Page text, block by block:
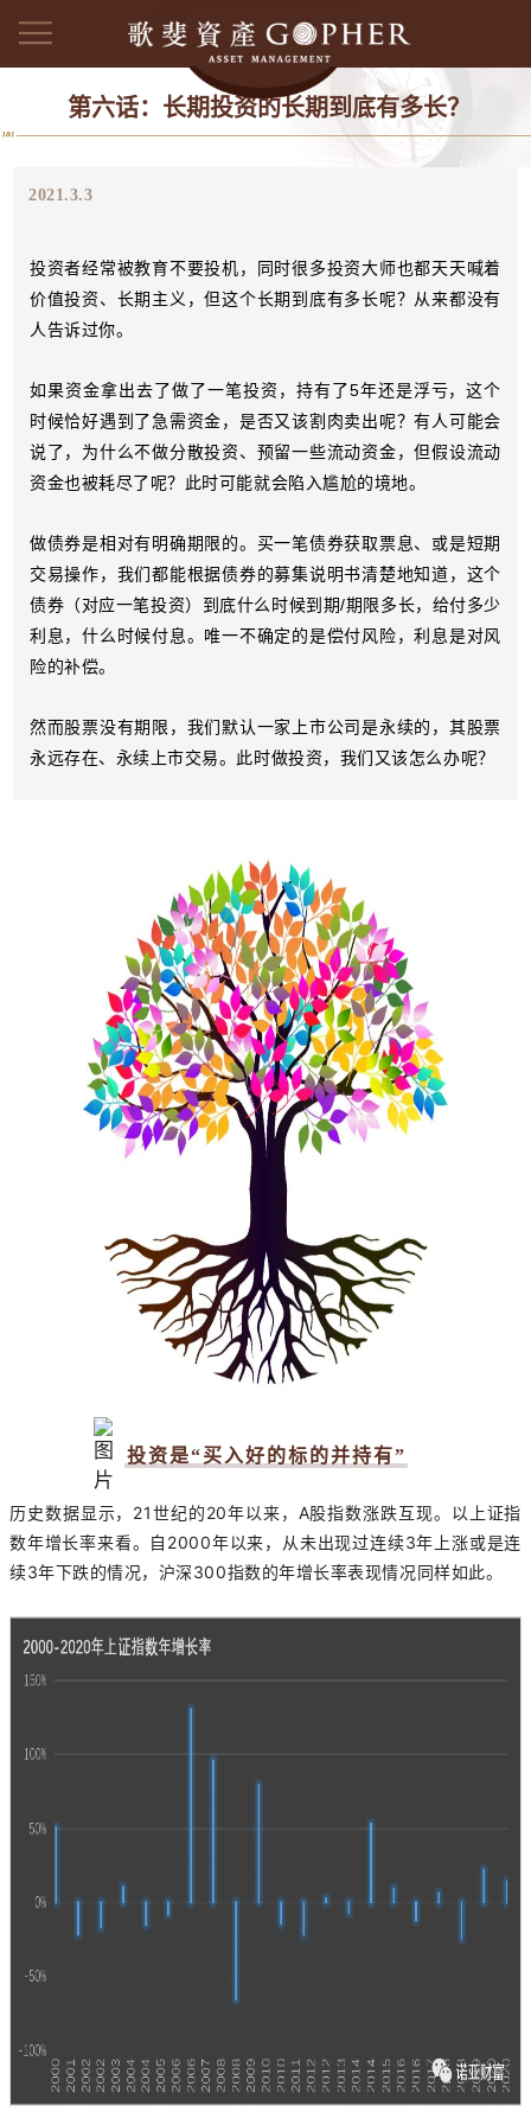
第六话：长期投资的长期到底有多长？
2021.3.3
投资者经常被教育不要投机，同时很多投资大师也都天天喊着
价值投资、长期主义，但这个长期到底有多长呢？ 从来都没有
人告诉过你。
如果资金拿出去了做了一笔投资，持有了5年还是浮亏，这个
时候恰好遇到了急需资金，是否又该割肉卖出呢？有人可能会
说了，为什么不做分散投资、预留一些流动资金，但假设流动
资金也被耗尽了呢？此时可能就会陷入尴尬的境地。
做债券是相对有明确期限的。买一笔债券获取票息、或是短期
交易操作，我们都能根据债券的募集说明书清楚地知道，这个
债券（对应一笔投资）到底什么时候到期/期限多长，给付多少
利息，什么时候付息。唯一不确定的是偿付风险，利息是对风
险的补偿。
然而股票没有期限，我们默认一家上市公司是永续的，其股票
永远存在、永续上市交易。此时做投资，我们又该怎么办呢？
投资是“买入好的标的并持有”
历史数据显示，21世纪的20年以来，A股指数涨跌互现。以上证指
数年增长率来看。自2000年以来，从未出现过连续3年上涨或是连
续3年下跌的情况，沪深300指数的年增长率表现情况同样如此。